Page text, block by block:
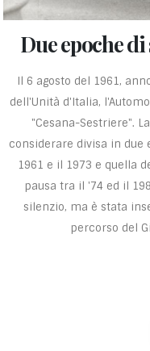
Due epoche
Il 6 agosto del 1961,
dell'Unità d'Italia,
"Cesana-Sestriere".
considerare divisa in
1961 e il 1973 e quella
pausa tra il '74 ed il
silenzio, ma è stata
percorso del